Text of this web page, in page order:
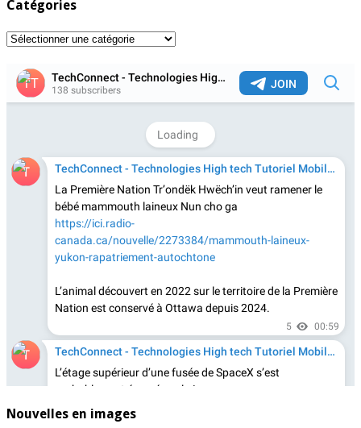
Catégories
Catégories
Nouvelles en images